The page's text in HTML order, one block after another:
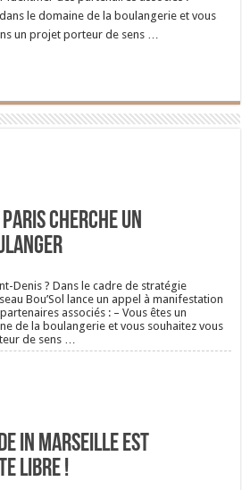
le domaine de la boulangerie et vous
un projet porteur de sens …
cherche un
Denis ? Dans le cadre de stratégie
Bou’Sol lance un appel à manifestation
associés : – Vous êtes un
de la boulangerie et vous souhaitez vous
de sens …
in Marseille est
libre !